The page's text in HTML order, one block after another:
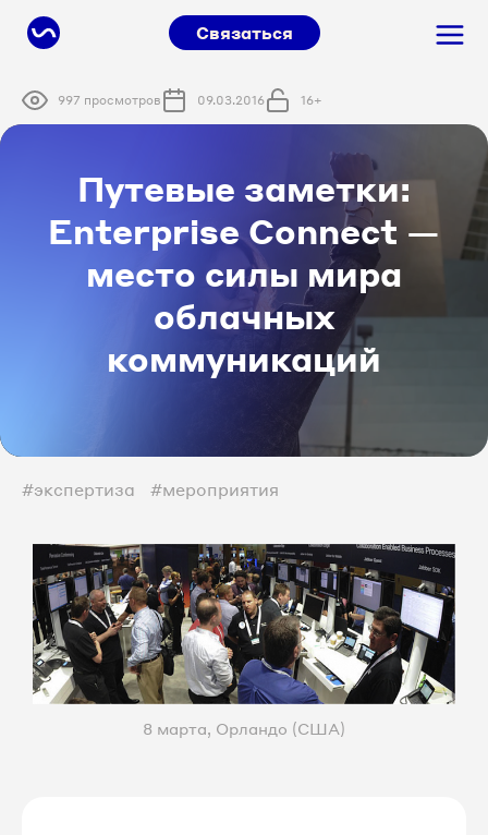
Связаться
997 просмотров 09.03.2016 16+
Путевые заметки:
Enterprise Connect —
место силы мира
облачных
коммуникаций
#экспертиза #мероприятия
8 марта, Орландо (США)